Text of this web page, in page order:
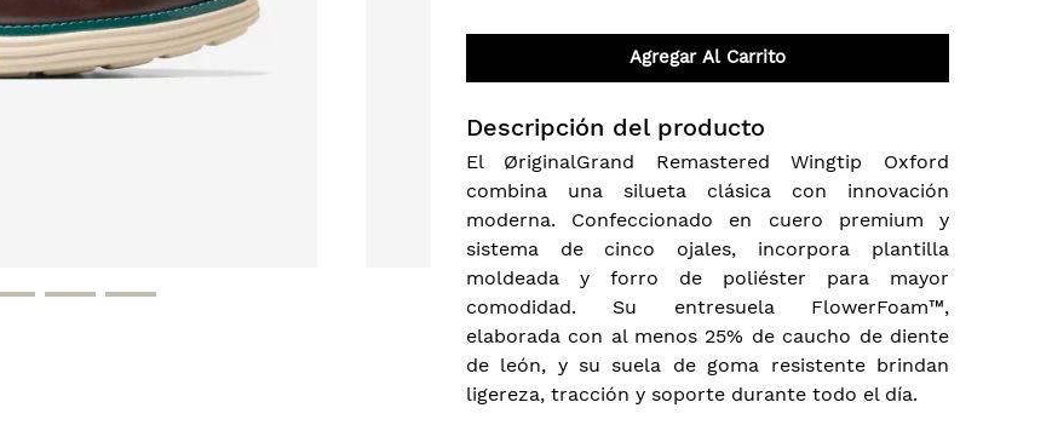
Agregar Al Carrito
Descripción del producto
El ØriginalGrand Remastered Wingtip Oxford
combina una silueta clásica con innovación
moderna. Confeccionado en cuero premium y
sistema de cinco ojales, incorpora plantilla
moldeada y forro de poliéster para mayor
comodidad. Su entresuela FlowerFoam™,
elaborada con al menos 25% de caucho de diente
de león, y su suela de goma resistente brindan
ligereza, tracción y soporte durante todo el día.